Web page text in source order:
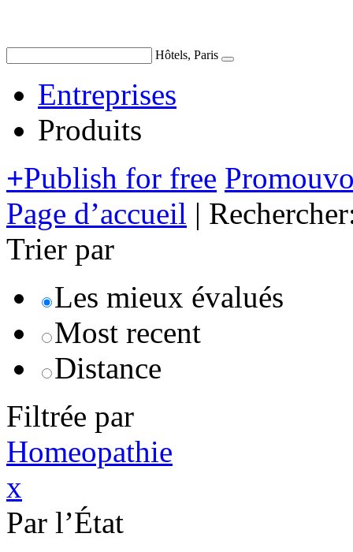
Hôtels, Paris
Entreprises
Produits
+Publish for free
Page d’accueil |
Trier par
Les mieux évalués
Most recent
Distance
Filtrée par
Homeopathie
x
Par l’État